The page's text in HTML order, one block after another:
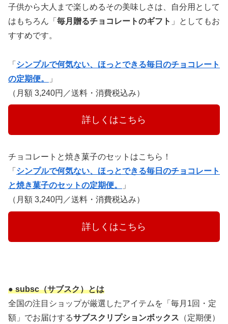
子供から大人まで楽しめるその美味しさは、自分用として
はもちろん「 毎月贈るチョコレートのギフト 」としてもお
すすめです。
「 シンプルで何気ない、ほっとできる毎日のチョコレート
の定期便。
」
（月額 3,240円／送料・消費税込み）
詳しくはこちら
チョコレートと焼き菓子のセットはこちら！
「 シンプルで何気ない、ほっとできる毎日のチョコレート
と焼き菓子のセットの定期便。
」
（月額 3,240円／送料・消費税込み）
詳しくはこちら
● subsc（サブスク）とは
全国の注目ショップが厳選したアイテムを「毎月1回・定
額」でお届けするサブスクリプションボックス （定期便）